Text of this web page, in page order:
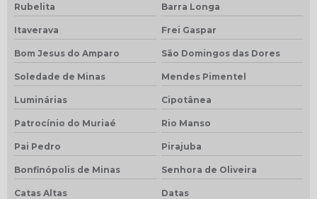
Rubelita Barra Longa
Itaverava Frei Gaspar
Bom Jesus do Amparo São Domingos das Dores
Soledade de Minas Mendes Pimentel
Luminárias Cipotânea
Patrocínio do Muriaé Rio Manso
Pai Pedro Pirajuba
Bonfinópolis de Minas Senhora de Oliveira
Catas Altas Datas